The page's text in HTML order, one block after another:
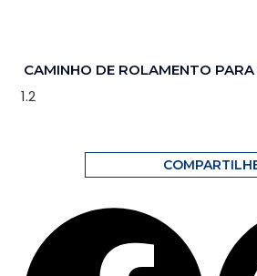
CAMINHO DE ROLAMENTO